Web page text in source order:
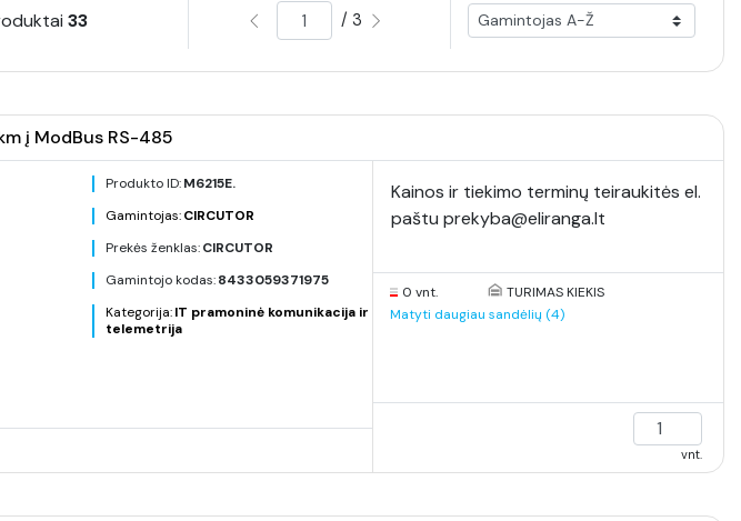
33 / 3
į ModBus RS-485
Produkto ID: M6215E.
Gamintojas: CIRCUTOR
Prekės ženklas: CIRCUTOR
Gamintojo kodas: 8433059371975
Kategorija: IT pramoninė komunikacija ir
telemetrija
Kainos ir tiekimo terminų teiraukitės el.
paštu prekyba@eliranga.lt
0 vnt.
TURIMAS KIEKIS
Matyti daugiau sandėlių (4)
vnt.